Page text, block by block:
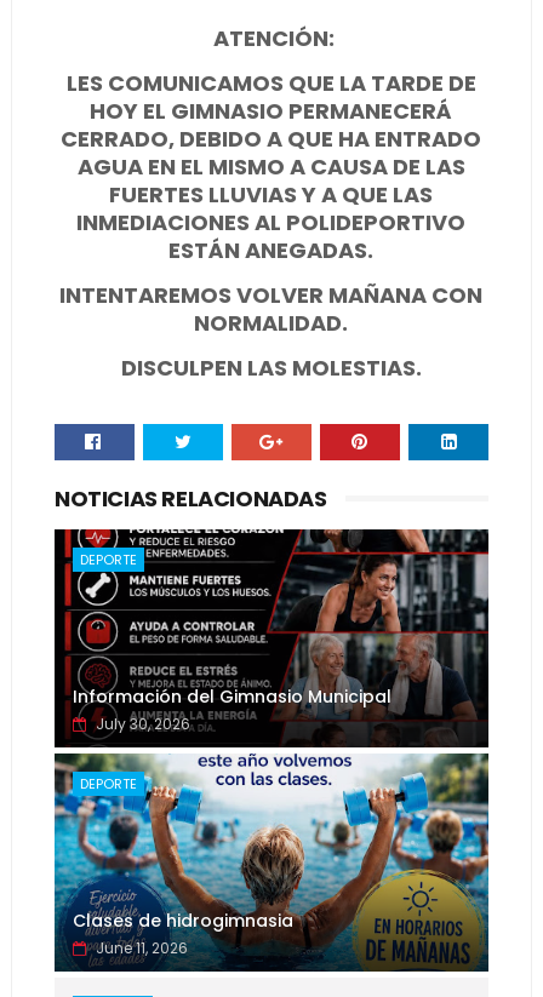
ATENCIÓN:
LES COMUNICAMOS QUE LA TARDE DE
HOY EL GIMNASIO PERMANECERÁ
CERRADO, DEBIDO A QUE HA ENTRADO
AGUA EN EL MISMO A CAUSA DE LAS
FUERTES LLUVIAS Y A QUE LAS
INMEDIACIONES AL POLIDEPORTIVO
ESTÁN ANEGADAS.
INTENTAREMOS VOLVER MAÑANA CON
NORMALIDAD.
DISCULPEN LAS MOLESTIAS.
NOTICIAS RELACIONADAS
DEPORTE
Información del Gimnasio Municipal
July 30, 2026
DEPORTE
Clases de hidrogimnasia
June 11, 2026